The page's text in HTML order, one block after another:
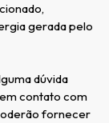
gerada pelo
dúvida
contato com
fornecer